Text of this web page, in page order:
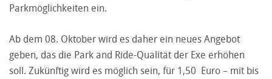
Parkmöglichkeiten ein.
Ab dem 08. Oktober wird es daher ein neues Angebot
geben, das die Park and Ride-Qualität der Exe erhöhen
soll. Zukünftig wird es möglich sein, für 1,50 Euro – mit bis